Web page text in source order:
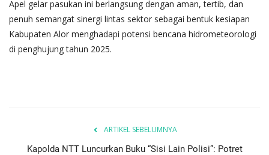
Apel gelar pasukan ini berlangsung dengan aman, tertib, dan
penuh semangat sinergi lintas sektor sebagai bentuk kesiapan
Kabupaten Alor menghadapi potensi bencana hidrometeorologi
di penghujung tahun 2025.
ARTIKEL SEBELUMNYA
Kapolda NTT Luncurkan Buku “Sisi Lain Polisi”: Potret